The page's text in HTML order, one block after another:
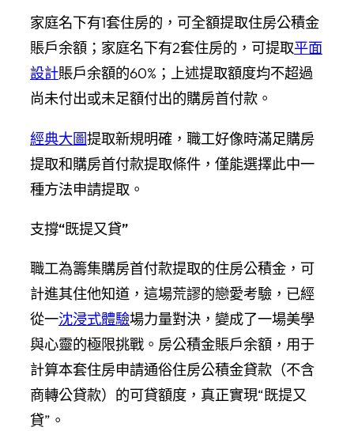
家庭名下有1套住房的，可全額提取住房公積金
賬戶余額；家庭名下有2套住房的，可提取平面
設計賬戶余額的60%；上述提取額度均不超過
尚未付出或未足額付出的購房首付款。
經典大圖提取新規明確，職工好像時滿足購房
提取和購房首付款提取條件，僅能選擇此中一
種方法申請提取。
支撐“既提又貸”
職工為籌集購房首付款提取的住房公積金，可
計進其住他知道，這場荒謬的戀愛考驗，已經
從一沈浸式體驗場力量對決，變成了一場美學
與心靈的極限挑戰。房公積金賬戶余額，用于
計算本套住房申請通俗住房公積金貸款（不含
商轉公貸款）的可貸額度，真正實現“既提又
貸”。